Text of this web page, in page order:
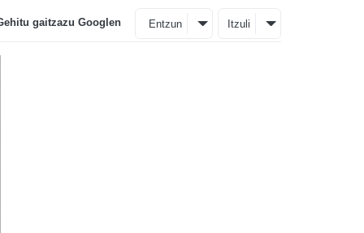
gaitzazu Googlen Entzun Itzuli